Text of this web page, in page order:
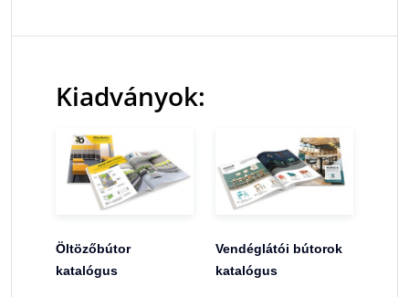
Kiadványok:
Öltözőbútor
katalógus
Vendéglátói bútorok
katalógus